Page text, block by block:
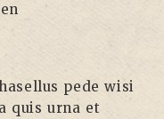
pede wisi
quis urna et